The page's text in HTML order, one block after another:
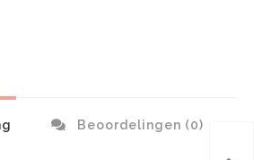
Beoordelingen (0)